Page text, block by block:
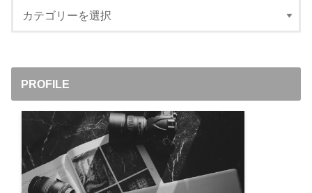
PROFILE